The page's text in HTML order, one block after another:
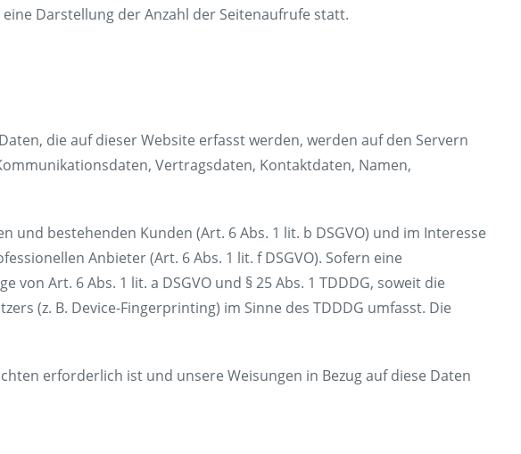
Darstellung der Anzahl der Seitenaufrufe statt.
die auf dieser Website erfasst werden, werden auf den Servern
Vertragsdaten, Kontaktdaten, Namen,
bestehenden Kunden (Art. 6 Abs. 1 lit. b DSGVO) und im Interesse
Anbieter (Art. 6 Abs. 1 lit. f DSGVO). Sofern eine
Art. 6 Abs. 1 lit. a DSGVO und § 25 Abs. 1 TDDDG, soweit die
(z. B. Device-Fingerprinting) im Sinne des TDDDG umfasst. Die
erforderlich ist und unsere Weisungen in Bezug auf diese Daten